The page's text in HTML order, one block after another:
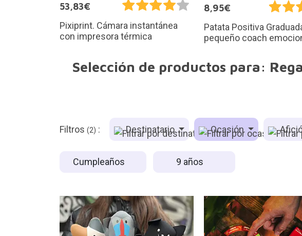
53,83€
Pixiprint. Cámara instantánea
con impresora térmica
8,95€
Patata Positiva
pequeño coach
Selección de productos para:
Filtros (2) : Destinatario Ocasión
Cumpleaños 9 años